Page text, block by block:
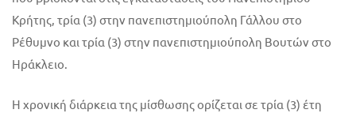
Κρήτης, τρία (3) στην πανεπιστημιούπολη Γάλλου στο
Ρέθυμνο και τρία (3) στην πανεπιστημιούπολη Βουτών στο
Ηράκλειο.
Η χρονική διάρκεια της μίσθωσης ορίζεται σε τρία (3) έτη